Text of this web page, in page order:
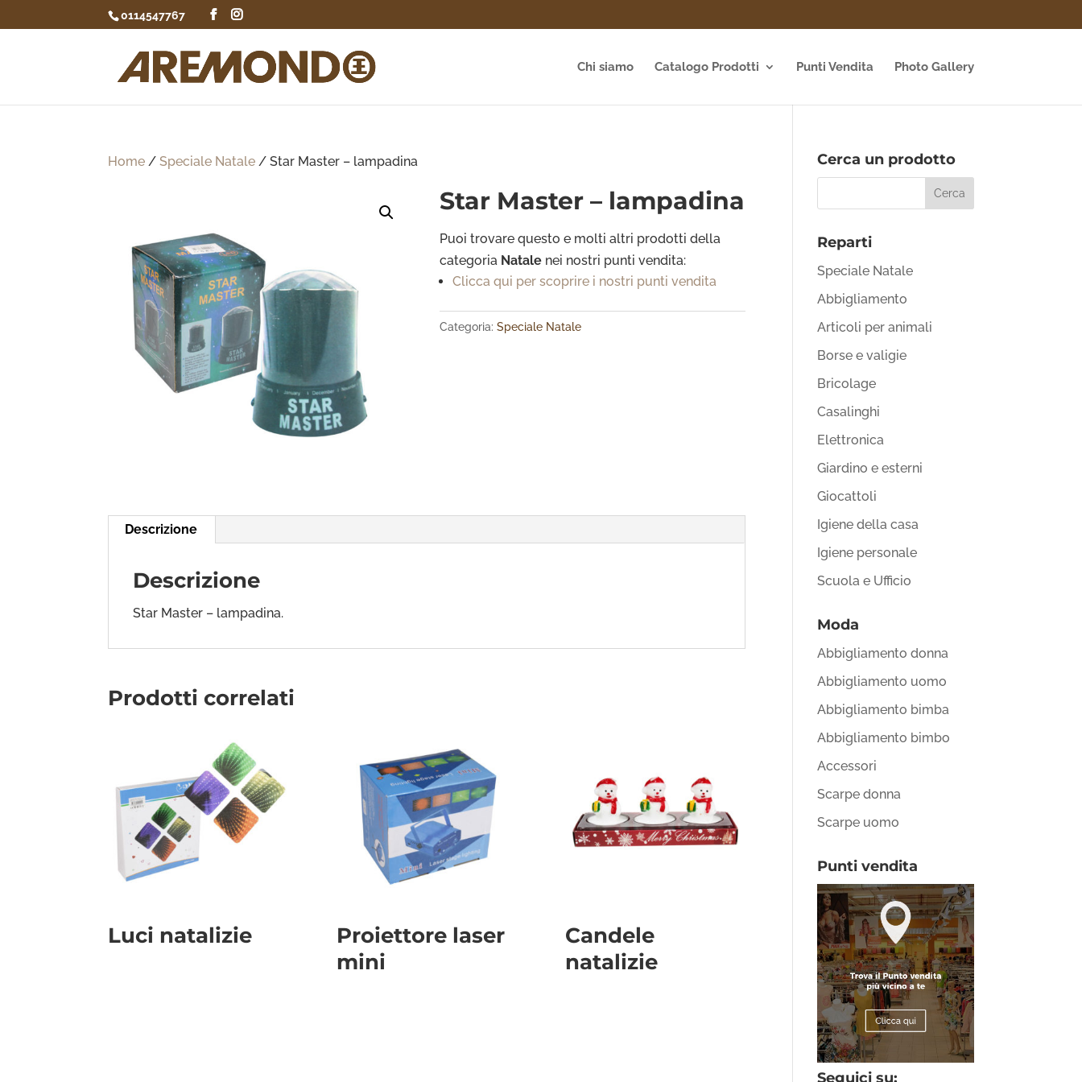
0114547767
Chi siamo Catalogo Prodotti Punti Vendita Photo Gallery
Home /Speciale Natale / Star Master – lampadina
Star Master – lampadina
Puoi trovare questo e molti altri prodotti della
categoria Natale nei nostri punti vendita:
Clicca qui per scoprire i nostri punti vendita
Categoria:Speciale Natale
Descrizione
Descrizione
Star Master – lampadina.
Prodotti correlati
Luci natalizie
Proiettore laser
mini
Candele
natalizie
Cerca un prodotto
Reparti
Speciale Natale
Abbigliamento
Articoli per animali
Borse e valigie
Bricolage
Casalinghi
Elettronica
Giardino e esterni
Giocattoli
Igiene della casa
Igiene personale
Scuola e Ufficio
Moda
Abbigliamento donna
Abbigliamento uomo
Abbigliamento bimba
Abbigliamento bimbo
Accessori
Scarpe donna
Scarpe uomo
Punti vendita
Seguici su: